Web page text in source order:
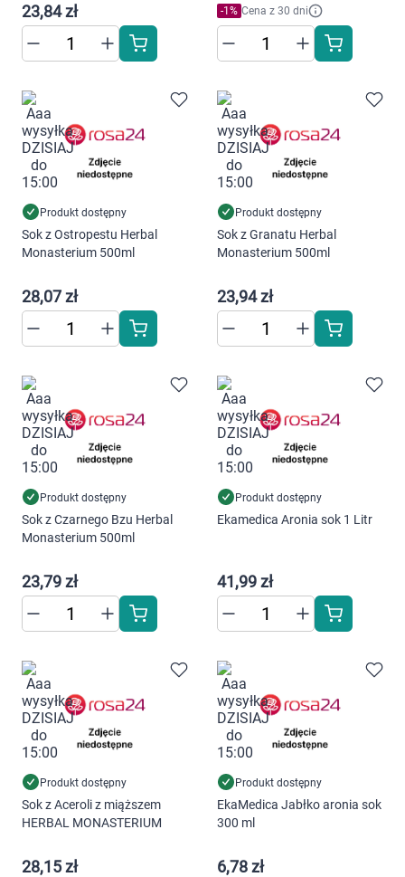
dostosowania zawartości serwisu do Twoich
preferencji. Więcej informacji znajdziesz w
naszejpolityce prywatności. Możesz określić
warunki przechowywania lub dostępu do
cookies poprzez kliknięcie przycisku
"Ustawienia" lub możesz zaakceptować
ustawienia wszystkich cookies klikając
AKCEPTUJĘ WSZYSTKIE
AKCEPTUJĘ WSZYSTKIE
23,84 zł -1 % Cena z 30 dni
Produkt dostępny
Sok z Ostropestu Herbal
Monasterium 500ml
28,07 zł
Produkt dostępny
Sok z Granatu Herbal
Monasterium 500ml
23,94 zł
Produkt dostępny
Sok z Czarnego Bzu Herbal
Monasterium 500ml
23,79 zł
Produkt dostępny
Ekamedica Aronia sok 1 Litr
41,99 zł
Produkt dostępny
Sok z Aceroli z miąższem
HERBAL MONASTERIUM
28,15 zł
Produkt dostępny
EkaMedica Jabłko aronia sok
300 ml
6,78 zł